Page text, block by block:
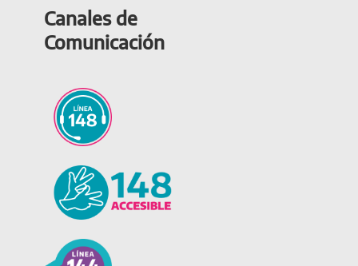
Canales de
Comunicación